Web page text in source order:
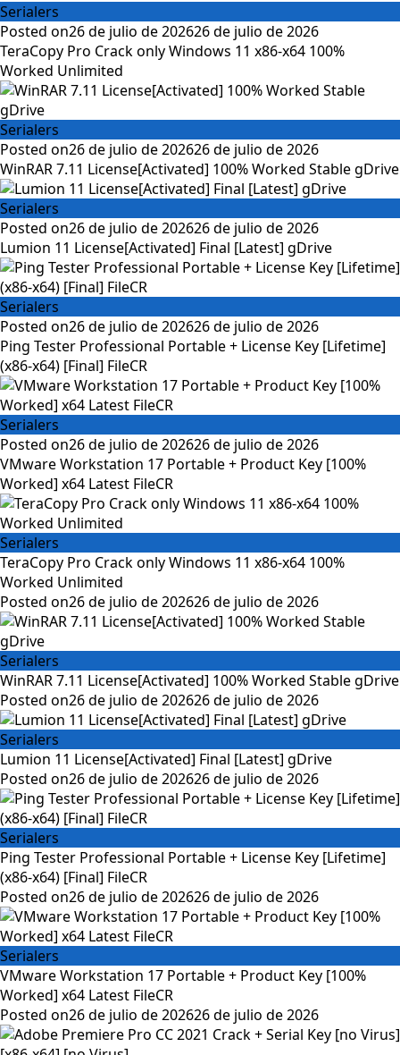
Serialers
Posted on26 de julio de 202626 de julio de 2026
TeraCopy Pro Crack only Windows 11 x86-x64 100%
Worked Unlimited
Serialers
Posted on26 de julio de 202626 de julio de 2026
WinRAR 7.11 License[Activated] 100% Worked Stable gDrive
Serialers
Posted on26 de julio de 202626 de julio de 2026
Lumion 11 License[Activated] Final [Latest] gDrive
Serialers
Posted on26 de julio de 202626 de julio de 2026
Ping Tester Professional Portable + License Key [Lifetime]
(x86-x64) [Final] FileCR
Serialers
Posted on26 de julio de 202626 de julio de 2026
VMware Workstation 17 Portable + Product Key [100%
Worked] x64 Latest FileCR
Serialers
TeraCopy Pro Crack only Windows 11 x86-x64 100%
Worked Unlimited
Posted on26 de julio de 202626 de julio de 2026
Serialers
WinRAR 7.11 License[Activated] 100% Worked Stable gDrive
Posted on26 de julio de 202626 de julio de 2026
Serialers
Lumion 11 License[Activated] Final [Latest] gDrive
Posted on26 de julio de 202626 de julio de 2026
Serialers
Ping Tester Professional Portable + License Key [Lifetime]
(x86-x64) [Final] FileCR
Posted on26 de julio de 202626 de julio de 2026
Serialers
VMware Workstation 17 Portable + Product Key [100%
Worked] x64 Latest FileCR
Posted on26 de julio de 202626 de julio de 2026